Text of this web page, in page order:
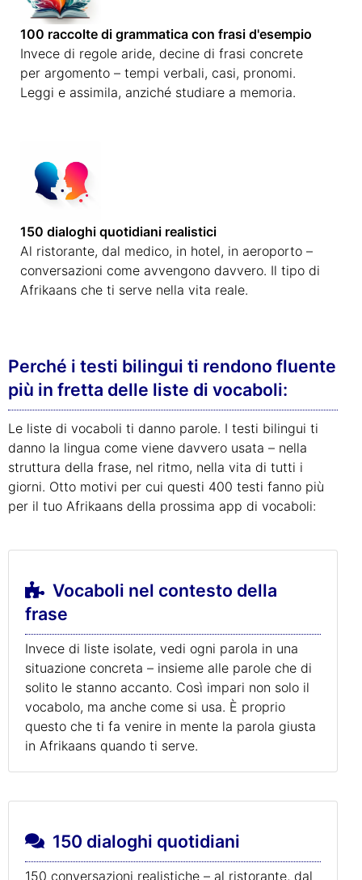
100 raccolte di grammatica con frasi d'esempio
Invece di regole aride, decine di frasi concrete
per argomento – tempi verbali, casi, pronomi.
Leggi e assimila, anziché studiare a memoria.
150 dialoghi quotidiani realistici
Al ristorante, dal medico, in hotel, in aeroporto –
conversazioni come avvengono davvero. Il tipo di
Afrikaans che ti serve nella vita reale.
Perché i testi bilingui ti rendono fluente
più in fretta delle liste di vocaboli:
Le liste di vocaboli ti danno parole. I testi bilingui ti
danno la lingua come viene davvero usata – nella
struttura della frase, nel ritmo, nella vita di tutti i
giorni. Otto motivi per cui questi 400 testi fanno più
per il tuo Afrikaans della prossima app di vocaboli:
Vocaboli nel contesto della
frase
Invece di liste isolate, vedi ogni parola in una
situazione concreta – insieme alle parole che di
solito le stanno accanto. Così impari non solo il
vocabolo, ma anche come si usa. È proprio
questo che ti fa venire in mente la parola giusta
in Afrikaans quando ti serve.
150 dialoghi quotidiani
150 conversazioni realistiche – al ristorante, dal